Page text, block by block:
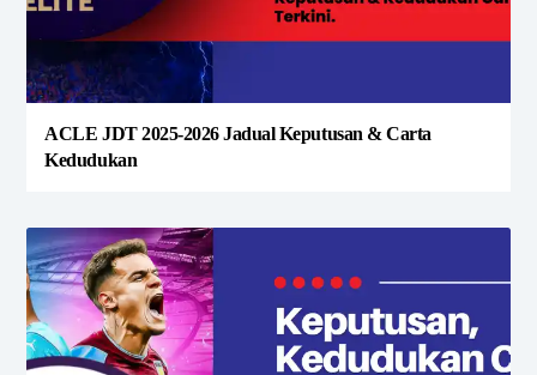
ACLE JDT 2025-2026 Jadual Keputusan & Carta
Kedudukan